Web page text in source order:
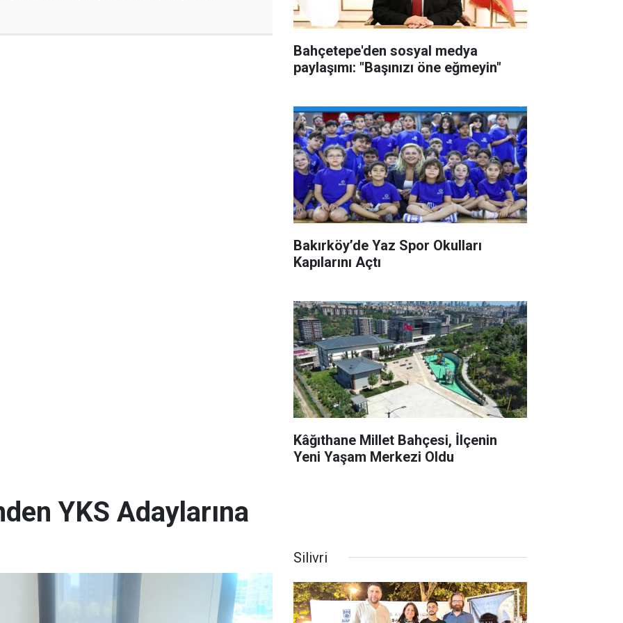
Bahçetepe'den sosyal medya
paylaşımı: "Başınızı öne eğmeyin"
Bakırköy’de Yaz Spor Okulları
Kapılarını Açtı
Kâğıthane Millet Bahçesi, İlçenin
Yeni Yaşam Merkezi Oldu
YKS Adaylarına
Silivri